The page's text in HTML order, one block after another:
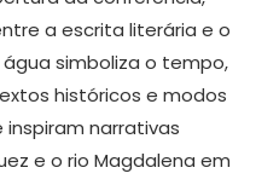
a escrita literária e o
simboliza o tempo,
históricos e modos
narrativas
e o rio Magdalena em